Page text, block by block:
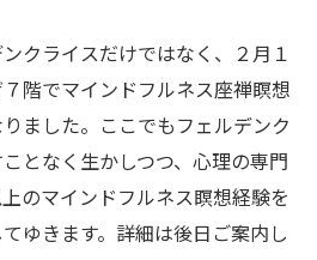
クライスだけではなく、２月１
階でマインドフルネス座禅瞑想
ました。ここでもフェルデンク
となく生かしつつ、心理の専門
のマインドフルネス瞑想経験を
ゆきます。詳細は後日ご案内し